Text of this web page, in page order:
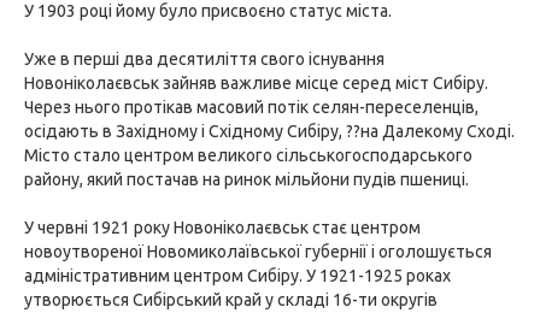
У 1903 році йому було присвоєно статус міста.
Уже в перші два десятиліття свого існування
Новоніколаєвськ зайняв важливе місце серед міст Сибіру.
Через нього протікав масовий потік селян-переселенців,
осідають в Західному і Східному Сибіру, ??на Далекому Сході.
Місто стало центром великого сільськогосподарського
району, який постачав на ринок мільйони пудів пшениці.
У червні 1921 року Новоніколаєвськ стає центром
новоутвореної Новомиколаївської губернії і оголошується
адміністративним центром Сибіру. У 1921-1925 роках
утворюється Сибірський край у складі 16-ти округів